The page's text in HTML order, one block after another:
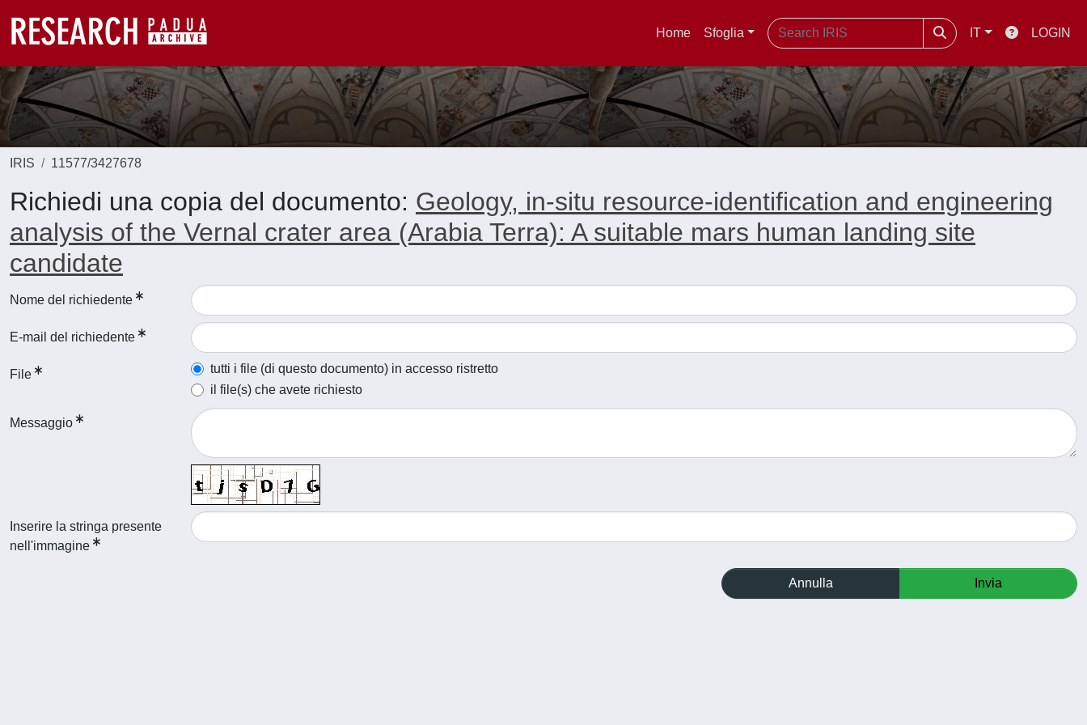
Home Sfoglia IT LOGIN
IRIS 11577/3427678
Richiedi una copia del documento: Geology, in-situ resource-identification and engineering
analysis of the Vernal crater area (Arabia Terra): A suitable mars human landing site
candidate
Nome del richiedente
E-mail del richiedente
File
tutti i file (di questo documento) in accesso ristretto
il file(s) che avete richiesto
Messaggio
Inserire la stringa presente
nell'immagine
Annulla Invia